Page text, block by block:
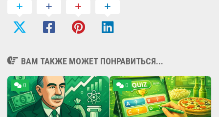
ВАМ ТАКЖЕ МОЖЕТ ПОНРАВИТЬСЯ...
0 0